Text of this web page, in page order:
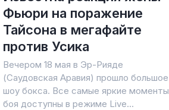
Фьюри на поражение
Тайсона в мегафайте
против Усика
Вечером 18 мая в Эр-Рияде
(Саудовская Аравия) прошло большое
шоу бокса. Все самые яркие моменты
боя доступны в режиме Live...